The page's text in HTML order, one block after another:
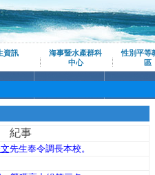
資訊
海事暨水產群科
中心
性別平等
區
紀事
先生奉令調長本校。